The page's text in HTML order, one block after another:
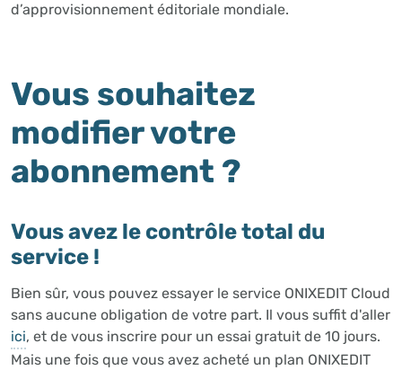
d’approvisionnement éditoriale mondiale.
Vous souhaitez
modifier votre
abonnement ?
Vous avez le contrôle total du
service !
Bien sûr, vous pouvez essayer le service ONIXEDIT Cloud
sans aucune obligation de votre part. Il vous suffit d'aller
ici, et de vous inscrire pour un essai gratuit de 10 jours.
Mais une fois que vous avez acheté un plan ONIXEDIT